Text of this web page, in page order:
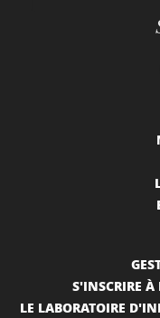
S'INSCRIRE
LE LABORATOIRE